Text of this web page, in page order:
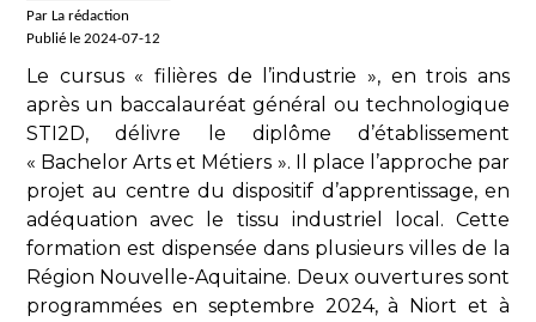
Par La rédaction
Publié le 2024-07-12
Le cursus « filières de l’industrie », en trois ans
après un baccalauréat général ou technologique
STI2D, délivre le diplôme d’établissement
« Bachelor Arts et Métiers ». Il place l’approche par
projet au centre du dispositif d’apprentissage, en
adéquation avec le tissu industriel local. Cette
formation est dispensée dans plusieurs villes de la
Région Nouvelle-Aquitaine. Deux ouvertures sont
programmées en septembre 2024, à Niort et à